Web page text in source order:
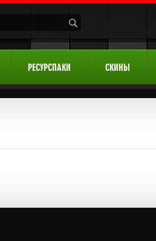
РЕСУРСПАКИ СКИНЫ